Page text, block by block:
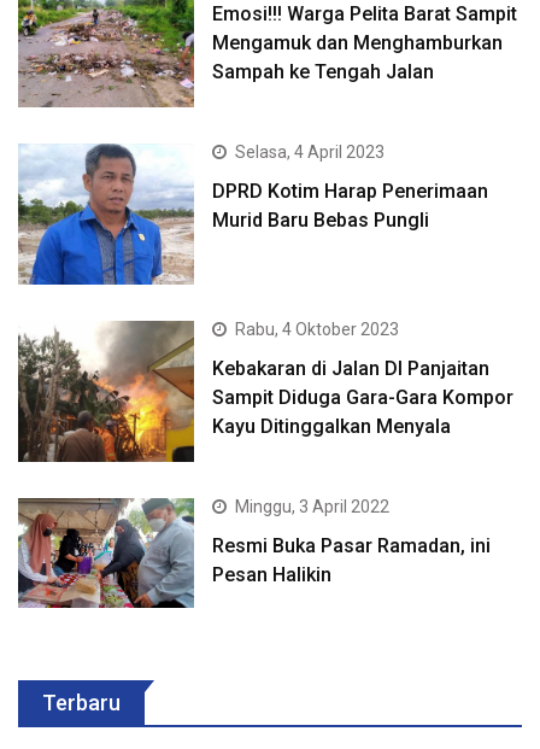
Emosi!!! Warga Pelita Barat Sampit
Mengamuk dan Menghamburkan
Sampah ke Tengah Jalan
Selasa, 4 April 2023
DPRD Kotim Harap Penerimaan
Murid Baru Bebas Pungli
Rabu, 4 Oktober 2023
Kebakaran di Jalan DI Panjaitan
Sampit Diduga Gara-Gara Kompor
Kayu Ditinggalkan Menyala
Minggu, 3 April 2022
Resmi Buka Pasar Ramadan, ini
Pesan Halikin
Terbaru